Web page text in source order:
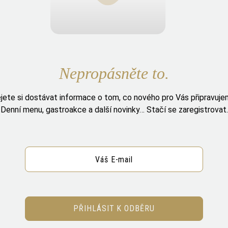
Nepropásněte to.
si dostávat informace o tom, co nového pro Vás
Denní menu, gastroakce a další novinky… Stačí se zaregistrovat.
PŘIHLÁSIT K ODBĚRU